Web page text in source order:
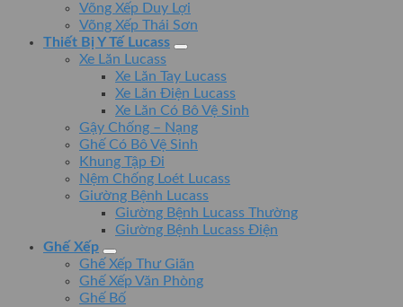
Võng Xếp Duy Lợi
Võng Xếp Thái Sơn
Thiết Bị Y Tế Lucass
Xe Lăn Lucass
Xe Lăn Tay Lucass
Xe Lăn Điện Lucass
Xe Lăn Có Bô Vệ Sinh
Gậy Chống – Nạng
Ghế Có Bô Vệ Sinh
Khung Tập Đi
Nệm Chống Loét Lucass
Giường Bệnh Lucass
Giường Bệnh Lucass Thường
Giường Bệnh Lucass Điện
Ghế Xếp
Ghế Xếp Thư Giãn
Ghế Xếp Văn Phòng
Ghế Bố